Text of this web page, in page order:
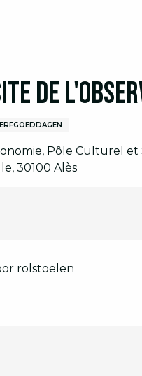
14:00 tot 15:00
de
ERFGOEDDAGEN
Pôle Culturel et
30100 Alès
rolstoelen